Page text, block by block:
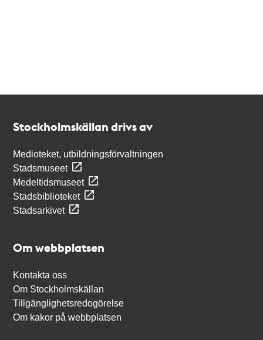
Stockholmskällan drivs av
Medioteket, utbildningsförvaltningen
Stadsmuseet
Medeltidsmuseet
Stadsbiblioteket
Stadsarkivet
Om webbplatsen
Kontakta oss
Om Stockholmskällan
Tillgänglighetsredogörelse
Om kakor på webbplatsen